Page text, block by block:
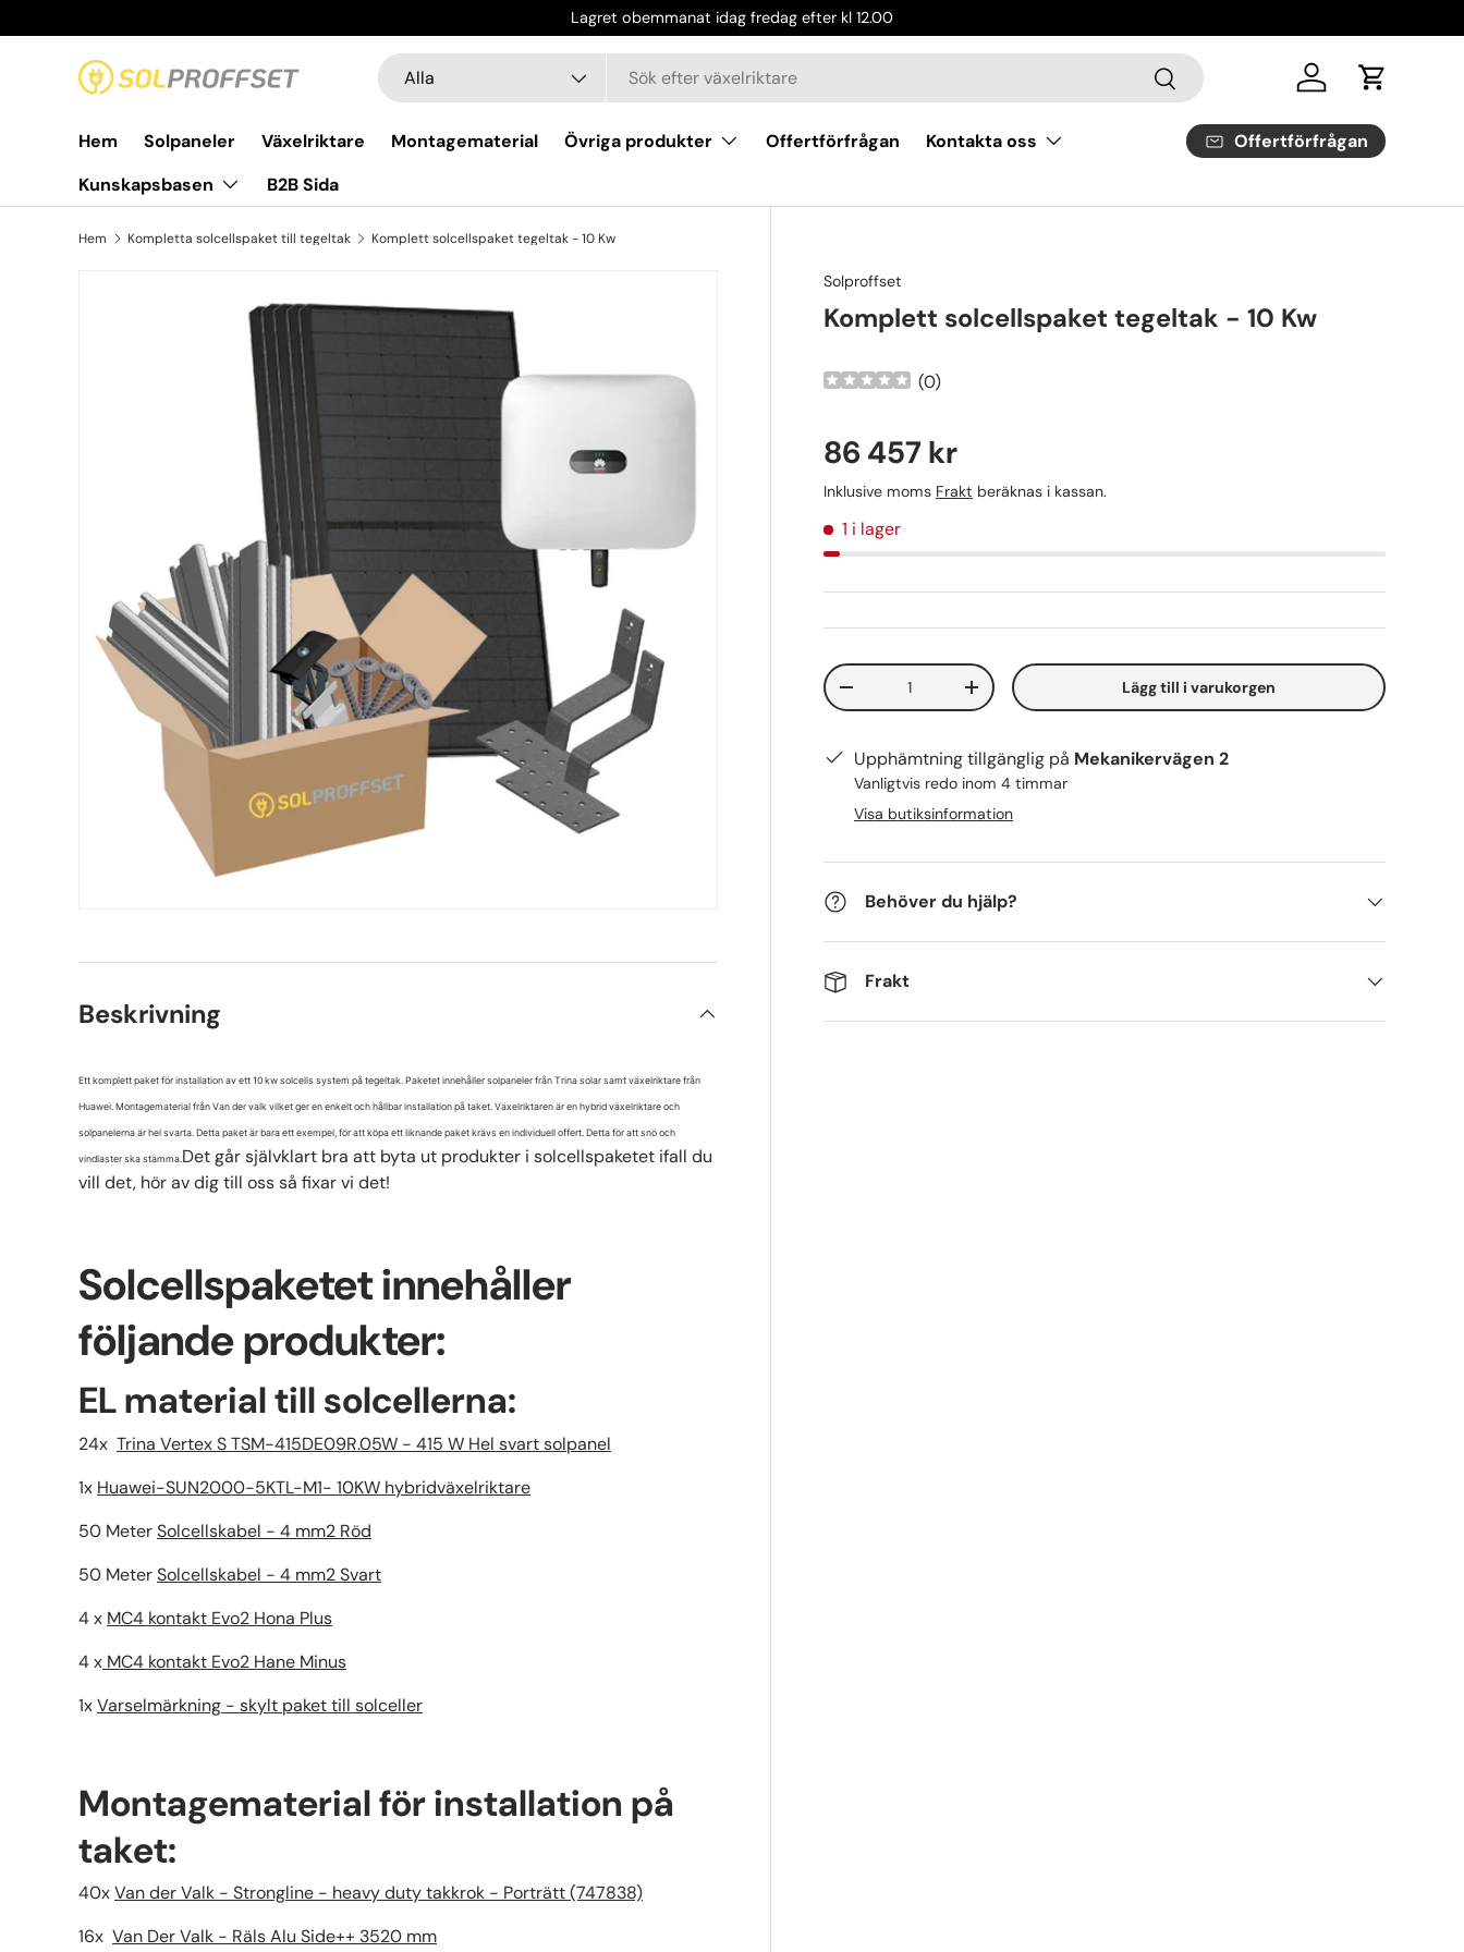
Hoppa till innehållet
Lagret obemmanat idag fredag efter kl 12.00
Sök
Produkttyp
Alla Sök Logga inVagn
Hem Solpaneler Växelriktare Montagematerial Övriga produkter Offertförfrågan
Kontakta oss
Kunskapsbasen
B2B Sida
Offertförfrågan
Hem Kompletta solcellspaket till tegeltak Komplett solcellspaket tegeltak - 10 Kw
Solproffset
Komplett solcellspaket tegeltak - 10 Kw
(0)
86 457 kr
Inklusive moms Frakt beräknas i kassan.
1 i lager
Antal
-
+ Lägg till i varukorgen
Upphämtning tillgänglig på Mekanikervägen 2
Vanligtvis redo inom 4 timmar
Visa butiksinformation
Behöver du hjälp?
Frakt
Beskrivning
Ett komplett paket för installation av ett 10 kw solcells system på tegeltak. Paketet innehåller solpaneler från Trina solar samt växelriktare från
Huawei. Montagematerial från Van der valk vilket ger en enkelt och hållbar installation på taket. Växelriktaren är en hybrid växelriktare och
solpanelerna är hel svarta. Detta paket är bara ett exempel, för att köpa ett liknande paket krävs en individuell offert. Detta för att snö och
vindlaster ska stämma.Det går självklart bra att byta ut produkter i solcellspaketet ifall du
vill det, hör av dig till oss så fixar vi det!
Solcellspaketet innehåller
följande produkter:
EL material till solcellerna:
24x Trina Vertex S TSM-415DE09R.05W - 415 W Hel svart solpanel
1x Huawei-SUN2000-5KTL-M1- 10KW hybridväxelriktare
50 MeterSolcellskabel - 4 mm2 Röd
50 MeterSolcellskabel - 4 mm2 Svart
4 x MC4 kontakt Evo2 Hona Plus
4 x MC4 kontakt Evo2 Hane Minus
1xVarselmärkning - skylt paket till solceller
Montagematerial för installation på
taket:
40xVan der Valk - Strongline - heavy duty takkrok - Porträtt (747838)
16x Van Der Valk - Räls Alu Side++ 3520 mm